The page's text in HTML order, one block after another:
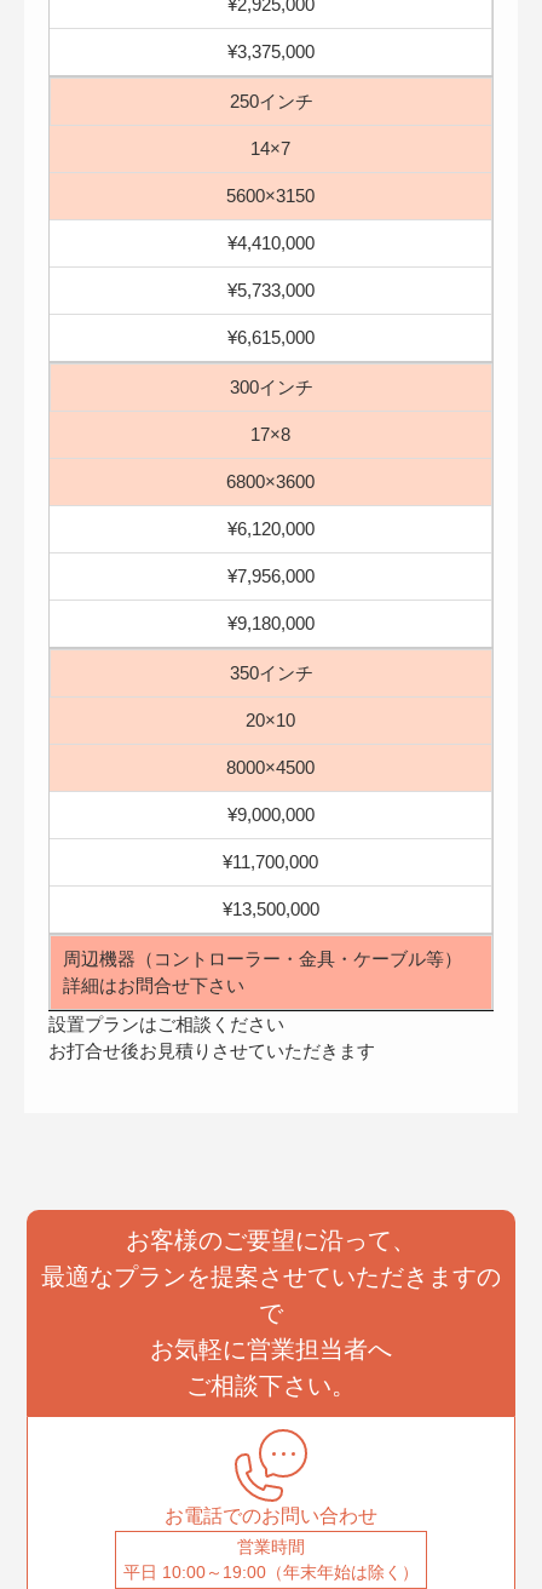
¥2,925,000
¥3,375,000
250インチ
14×7
5600×3150
¥4,410,000
¥5,733,000
¥6,615,000
300インチ
17×8
6800×3600
¥6,120,000
¥7,956,000
¥9,180,000
350インチ
20×10
8000×4500
¥9,000,000
¥11,700,000
¥13,500,000
周辺機器（コントローラー・金具・ケーブル等）
詳細はお問合せ下さい
設置プランはご相談ください
お打合せ後お見積りさせていただきます
お客様のご要望に沿って、
最適なプランを提案させていただきますの
で
お気軽に営業担当者へ
ご相談下さい。
お電話でのお問い合わせ
営業時間
平日 10:00～19:00（年末年始は除く）